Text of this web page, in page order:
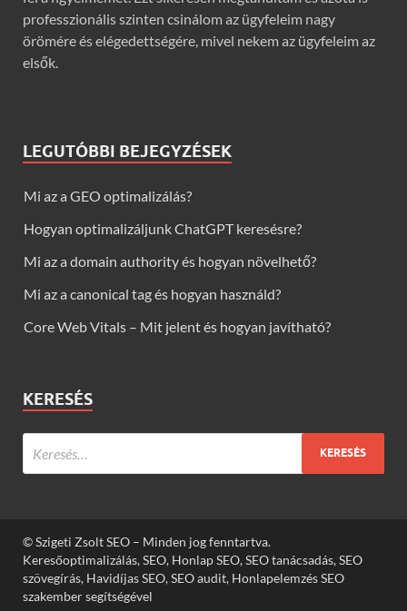
professzionális szinten csinálom az ügyfeleim nagy
örömére és elégedettségére, mivel nekem az ügyfeleim az
elsők.
LEGUTÓBBI BEJEGYZÉSEK
Mi az a GEO optimalizálás?
Hogyan optimalizáljunk ChatGPT keresésre?
Mi az a domain authority és hogyan növelhető?
Mi az a canonical tag és hogyan használd?
Core Web Vitals – Mit jelent és hogyan javítható?
KERESÉS
© Szigeti Zsolt SEO – Minden jog fenntartva.
Keresőoptimalizálás, SEO, Honlap SEO, SEO tanácsadás, SEO
szövegírás, Havidíjas SEO, SEO audit, Honlapelemzés SEO
szakember segítségével